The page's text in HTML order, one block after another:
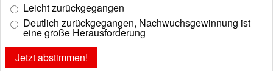
Leicht zurückgegangen
Deutlich zurückgegangen, Nachwuchsgewinnung ist
eine große Herausforderung